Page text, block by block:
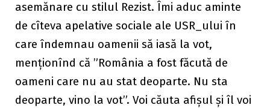
asemănare cu stilul Rezist. Îmi aduc aminte
de cîteva apelative sociale ale USR_ului în
care îndemnau oamenii să iasă la vot,
menționînd că ”România a fost făcută de
oameni care nu au stat deoparte. Nu sta
deoparte, vino la vot”. Voi căuta afișul și îl voi